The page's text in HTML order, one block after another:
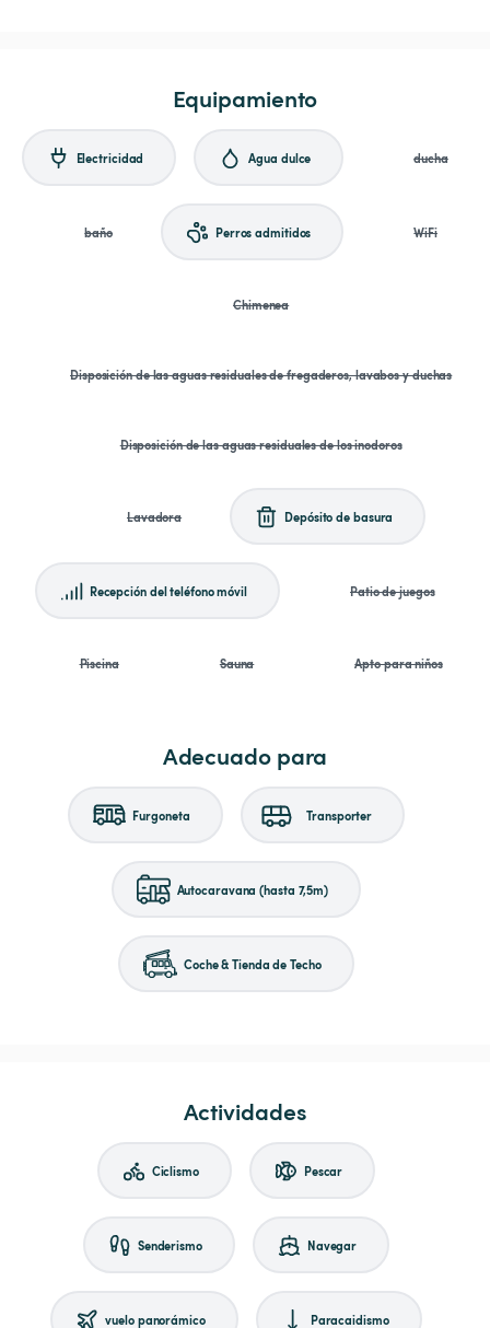
Equipamiento
Electricidad Agua dulce ducha
baño Perros admitidos WiFi
Chimenea
Disposición de las aguas residuales de fregaderos, lavabos y duchas
Disposición de las aguas residuales de los inodoros
Lavadora Depósito de basura
Recepción del teléfono móvil Patio de juegos
Piscina Sauna Apto para niños
Adecuado para
Furgoneta Transporter
Autocaravana (hasta 7,5m)
Coche & Tienda de Techo
Actividades
Ciclismo Pescar
Senderismo Navegar
vuelo panorámico Paracaidismo